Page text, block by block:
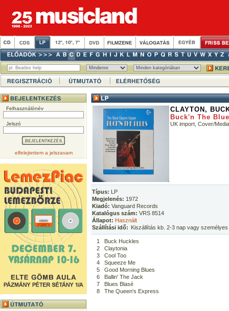
Felhasználónév
Jelszó
elfelejtettem a jelszavam
CLAYTON,
Buck'n The
UK import, Cover/
Típus: LP
Megjelenés: 1972
Kiadó: Vanguard Records
Katalógus szám: VRS 8514
Állapot: Használt
Szállítási idő: Kiszállítás kb. 2-3 nap vagy
1
Buck Huckles
2
Claytonia
3
Cool Too
4
Squeeze Me
5
Good Morning Blues
6
Ballin' The Jack
7
Blues Blasé
8
The Queen's Express